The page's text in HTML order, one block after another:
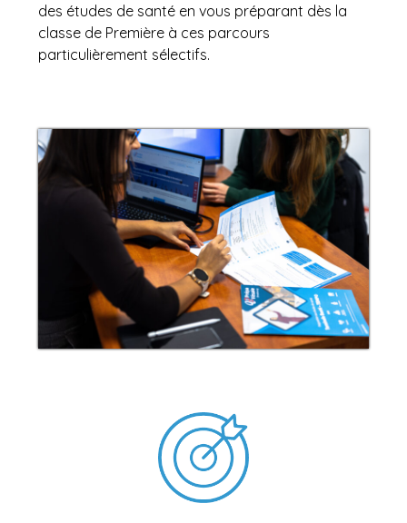
des études de santé en vous préparant dès la
classe de Première à ces parcours
particulièrement sélectifs.